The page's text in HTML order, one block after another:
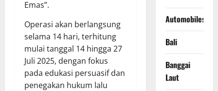
Emas”.
Operasi akan berlangsung
selama 14 hari, terhitung
mulai tanggal 14 hingga 27
Juli 2025, dengan fokus
pada edukasi persuasif dan
penegakan hukum lalu
Automobiles
Bali
Banggai
Laut